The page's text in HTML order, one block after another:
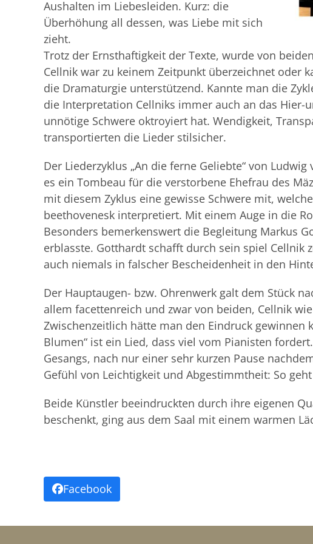
Aushalten im Liebesleiden. Kurz: die
Überhöhung all dessen, was Liebe mit sich
zieht.
Trotz der Ernsthaftigkeit der Texte, wurde von
Cellnik war zu keinem Zeitpunkt überzeichnet oder
die Dramaturgie unterstützend. Kannte man die
die Interpretation Cellniks immer auch an das Hier-
unnötige Schwere oktroyiert hat. Wendigkeit,
transportierten die Lieder stilsicher.
Der Liederzyklus „An die ferne Geliebte“ von
es ein Tombeau für die verstorbene Ehefrau des
mit diesem Zyklus eine gewisse Schwere mit,
beethovenesk interpretiert. Mit einem Auge in die
Besonders bemerkenswert die Begleitung Markus
erblasste. Gotthardt schafft durch sein spiel
auch niemals in falscher Bescheidenheit in den
Der Hauptaugen- bzw. Ohrenwerk galt dem Stück
allem facettenreich und zwar von beiden, Cellnik
Zwischenzeitlich hätte man den Eindruck
Blumen“ ist ein Lied, dass viel vom Pianisten
Gesangs, nach nur einer sehr kurzen Pause
Gefühl von Leichtigkeit und Abgestimmtheit: So
Beide Künstler beeindruckten durch ihre eigenen
beschenkt, ging aus dem Saal mit einem warmen
Facebook